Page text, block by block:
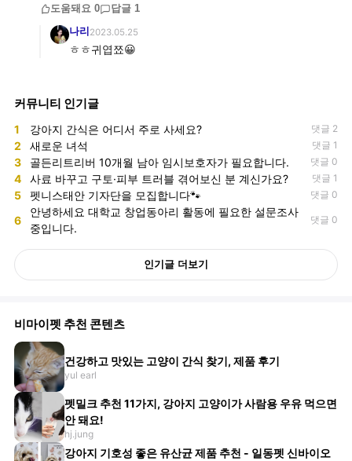
도움돼요 0 답글 1
나리 2023.05.25
ㅎㅎ귀엽쬬😀
커뮤니티 인기글
1 강아지 간식은 어디서 주로 사세요? 댓글 2
2 새로운 녀석 댓글 1
3 골든리트리버 10개월 남아 임시보호자가 필요합니다. 댓글 0
4 사료 바꾸고 구토·피부 트러블 겪어보신 분 계신가요? 댓글 1
5 펫니스태안 기자단을 모집합니다🐾 댓글 0
6
안녕하세요 대학교 창업동아리 활동에 필요한 설문조사
중입니다.
댓글 0
인기글 더보기
비마이펫 추천 콘텐츠
건강하고 맛있는 고양이 간식 찾기, 제품 후기
yul earl
펫밀크 추천 11가지, 강아지 고양이가 사람용 우유 먹으면
안 돼요!
hj.jung
강아지 기호성 좋은 유산균 제품 추천 - 일동펫 신바이오